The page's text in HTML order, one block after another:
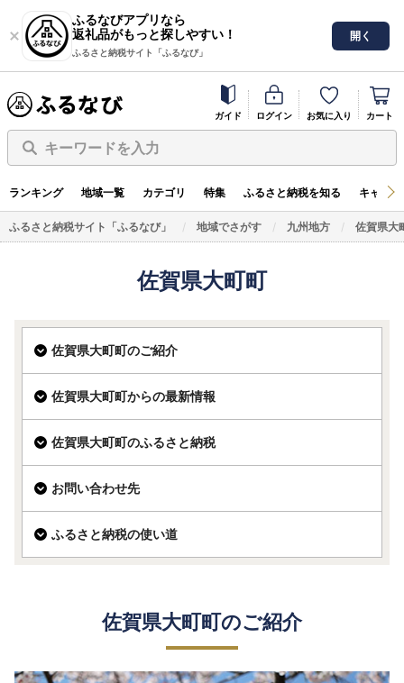
ふるなびアプリなら
返礼品がもっと探しやすい！
ふるさと納税サイト「ふるなび」
開く
ガイド ログイン お気に入り カート
キーワードを入力
ランキング 地域一覧 カテゴリ 特集 ふるさと納税を知る キャン
ふるさと納税サイト「ふるなび」 地域でさがす 九州地方 佐賀県大
佐賀県大町町
佐賀県大町町のご紹介
佐賀県大町町からの最新情報
佐賀県大町町のふるさと納税
お問い合わせ先
ふるさと納税の使い道
佐賀県大町町のご紹介